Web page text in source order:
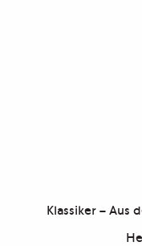
Klassiker – Aus